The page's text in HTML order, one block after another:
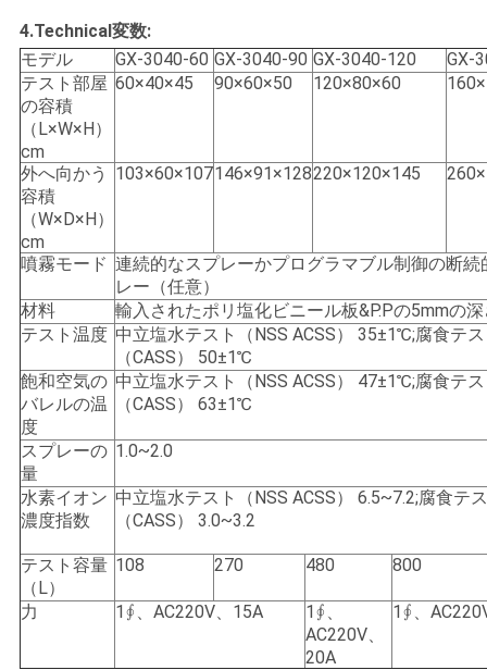
ュ
ー
ス
引
を
要
し
な
さ
い
地
4.Technical変数:
モデル
GX-3040-60 GX-3040-90 GX-3040-120
GX-
テスト部屋
の容積
（L×W×H）
cm
60×40×45 90×60×50 120×80×60
外へ向かう
容積
（W×D×H）
cm
103×60×107146×91×128220×120×145
噴霧モード 連続的なスプレーかプログラマブル制御の断続
レー（任意）
材料
輸入されたポリ塩化ビニール板&P.Pの5mmの
テスト温度 中立塩水テスト（NSS ACSS） 35±1℃;腐食テ
（CASS） 50±1℃
飽和空気の
バレルの温
度
中立塩水テスト（NSS ACSS） 47±1℃;腐食テ
（CASS） 63±1℃
スプレーの
量
1.0~2.0
水素イオン
濃度指数
中立塩水テスト（NSS ACSS） 6.5~7.2;腐食テ
（CASS） 3.0~3.2
テスト容量
（L）
108 270 480 800
力 1∮、AC220V、15A
1∮、
AC220V、
20A
1∮、